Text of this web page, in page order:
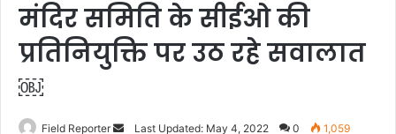
मंदिर समिति के सीईओ की
प्रतिनियुक्ति पर उठ रहे सवालात
￼
Field Reporter
SendLast Updated: May 4, 2022 0 1,059